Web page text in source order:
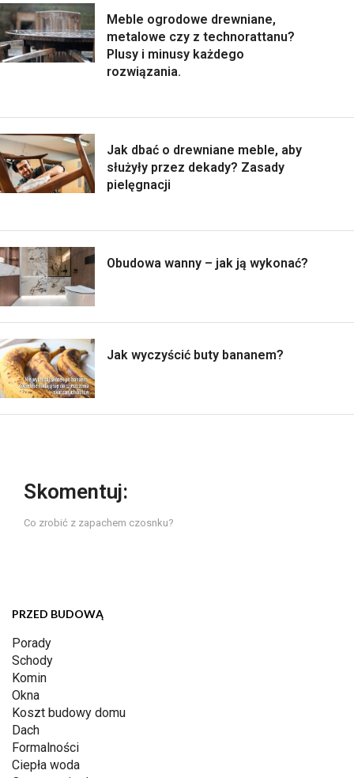
Meble ogrodowe drewniane,
metalowe czy z technorattanu?
Plusy i minusy każdego
rozwiązania.
Jak dbać o drewniane meble, aby
służyły przez dekady? Zasady
pielęgnacji
Obudowa wanny – jak ją wykonać?
Jak wyczyścić buty bananem?
Skomentuj:
Co zrobić z zapachem czosnku?
PRZED BUDOWĄ
Porady
Schody
Komin
Okna
Koszt budowy domu
Dach
Formalności
Ciepła woda